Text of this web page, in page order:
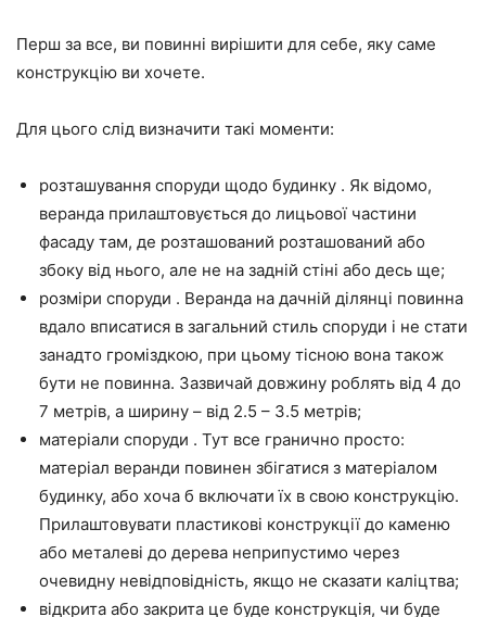
Перш за все, ви повинні вирішити для себе, яку саме
конструкцію ви хочете.
Для цього слід визначити такі моменти:
розташування споруди щодо будинку . Як відомо,
веранда прилаштовується до лицьової частини
фасаду там, де розташований розташований або
збоку від нього, але не на задній стіні або десь ще;
розміри споруди . Веранда на дачній ділянці повинна
вдало вписатися в загальний стиль споруди і не стати
занадто громіздкою, при цьому тісною вона також
бути не повинна. Зазвичай довжину роблять від 4 до
7 метрів, а ширину – від 2.5 – 3.5 метрів;
матеріали споруди . Тут все гранично просто:
матеріал веранди повинен збігатися з матеріалом
будинку, або хоча б включати їх в свою конструкцію.
Прилаштовувати пластикові конструкції до каменю
або металеві до дерева неприпустимо через
очевидну невідповідність, якщо не сказати каліцтва;
відкрита або закрита це буде конструкція, чи буде